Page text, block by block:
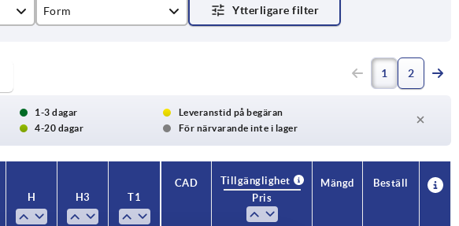
Form
D
1 2
1-3 dagar
Leveranstid på begäran
4-20 dagar
För närvarande inte i lager
H H3 T1
CAD
Tillgänglighet
Pris
Mängd Beställ